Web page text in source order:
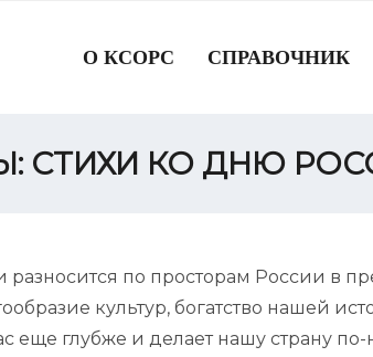
О КСОРС СПРАВОЧНИК
СТИХИ КО ДНЮ
по просторам России в
культур, богатство нашей
еще глубже и делает нашу страну